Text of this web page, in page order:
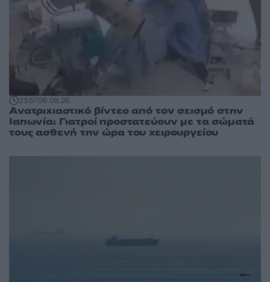
23:5706.08.26
Ανατριχιαστικό βίντεο από τον σεισμό στην
Ιαπωνία: Γιατροί προστατεύουν με τα σώματά
τους ασθενή την ώρα του χειρουργείου